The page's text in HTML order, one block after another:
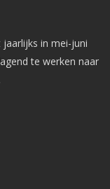
in mei-juni
te werken naar